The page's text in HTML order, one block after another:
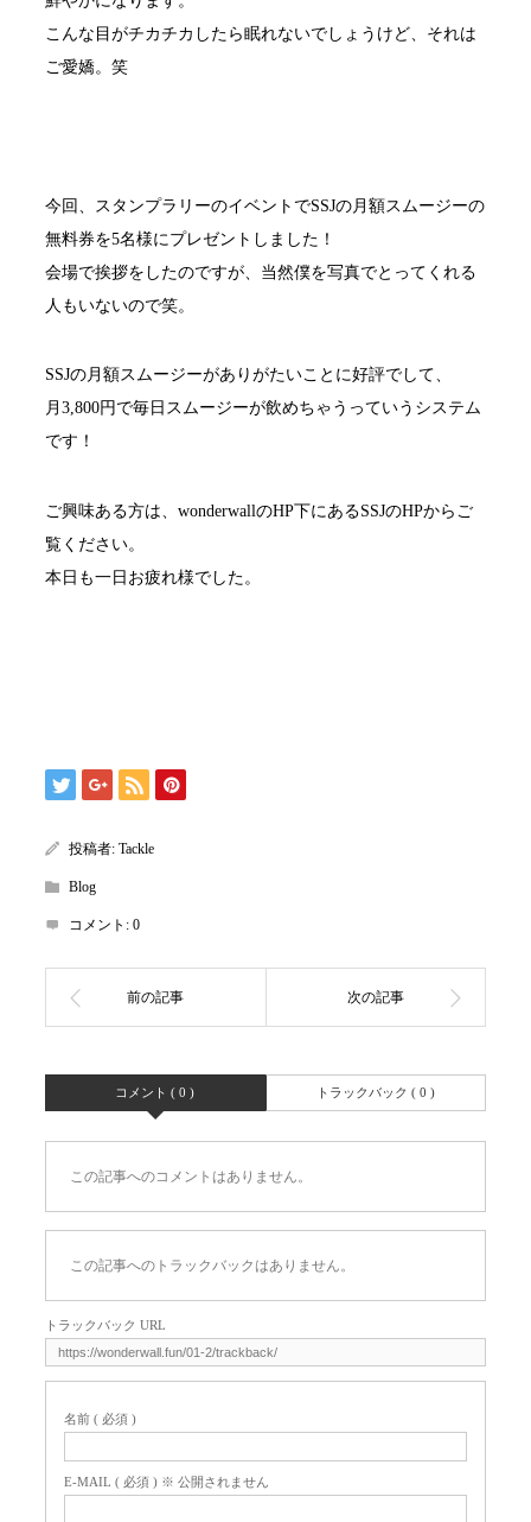
こんな目がチカチカしたら眠れないでしょうけど、それは
ご愛嬌。笑
今回、スタンプラリーのイベントでSSJの月額スムージーの
無料券を5名様にプレゼントしました！
会場で挨拶をしたのですが、当然僕を写真でとってくれる
人もいないので笑。
SSJの月額スムージーがありがたいことに好評でして、
月3,800円で毎日スムージーが飲めちゃうっていうシステム
です！
ご興味ある方は、wonderwallのHP下にあるSSJのHPからご
覧ください。
本日も一日お疲れ様でした。
投稿者: Tackle
Blog
コメント: 0
コメント ( 0 ) トラックバック ( 0 )
この記事へのコメントはありません。
この記事へのトラックバックはありません。
トラックバック URL
名前 ( 必須 )
E-MAIL ( 必須 ) ※ 公開されません